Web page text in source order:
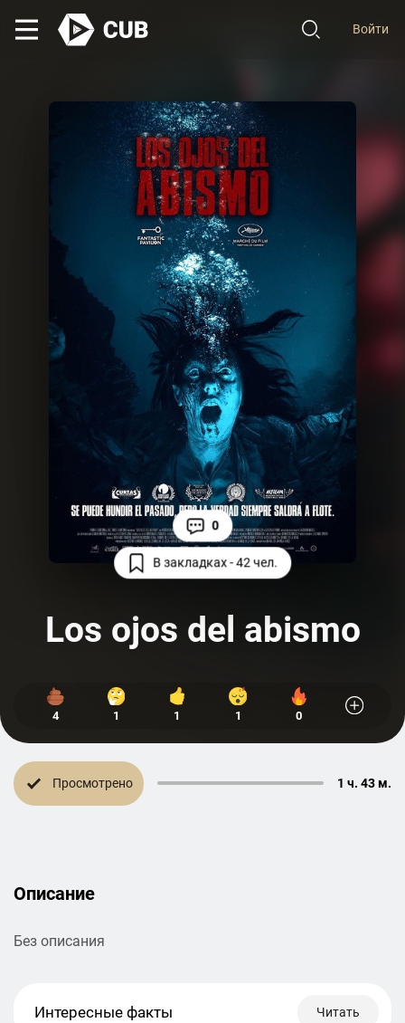
Войти
В закладках - 42 чел.
0
Los ojos del abismo
4 1 1 1 0
Просмотрено 1 ч. 43 м.
Описание
Без описания
Интересные факты Читать